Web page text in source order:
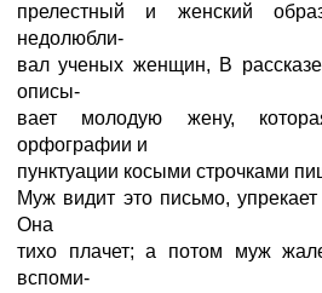
прелестный и женский
недолюбли-
вал ученых женщин, В
описы-
вает молодую жену,
орфографии и
пунктуации косыми строчками
Муж видит это письмо,
Она
тихо плачет; а потом муж
вспоми-